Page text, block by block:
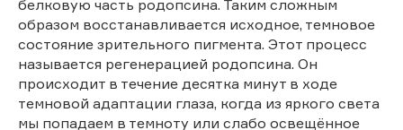
белковую часть родопсина. Таким сложным
образом восстанавливается исходное, темновое
состояние зрительного пигмента. Этот процесс
называется регенерацией родопсина. Он
происходит в течение десятка минут в ходе
темновой адаптации глаза, когда из яркого света
мы попадаем в темноту или слабо освещённое